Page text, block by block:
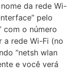
da rede Wi-
pelo
com o número
a rede Wi-Fi (no
“netsh wlan
e você verá